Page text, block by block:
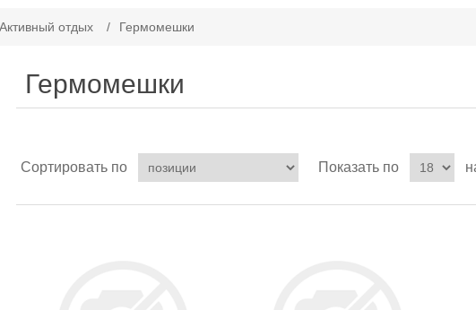
отдых / Гермомешки
Гермомешки
Сортировать по Показать по